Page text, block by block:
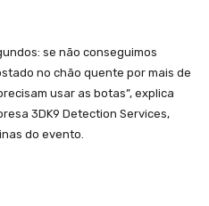
se não conseguimos
no chão quente por mais de
usar as botas”, explica
3DK9 Detection Services,
do evento.